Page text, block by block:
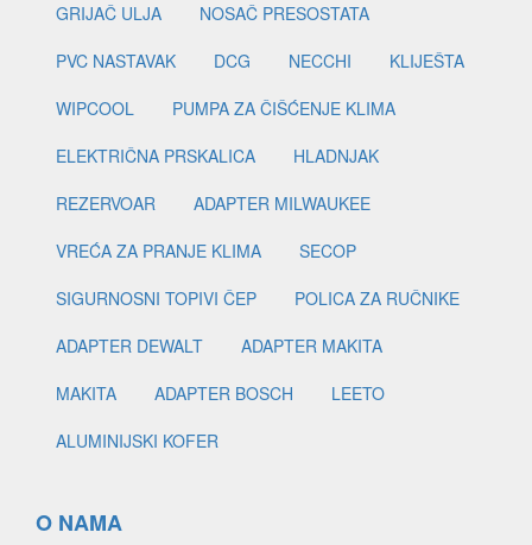
GRIJAČ ULJA
NOSAČ PRESOSTATA
PVC NASTAVAK
DCG NECCHI
KLIJEŠTA
WIPCOOL
PUMPA ZA ČIŠĆENJE KLIMA
ELEKTRIČNA PRSKALICA
HLADNJAK
REZERVOAR
ADAPTER MILWAUKEE
VREĆA ZA PRANJE KLIMA
SECOP
SIGURNOSNI TOPIVI ČEP
POLICA ZA RUČNIKE
ADAPTER DEWALT
ADAPTER MAKITA
MAKITA
ADAPTER BOSCH
LEETO
ALUMINIJSKI KOFER
O NAMA